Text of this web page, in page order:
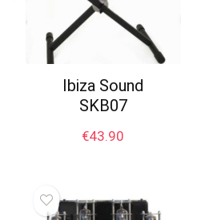
Ibiza Sound
SKB07
€43.90